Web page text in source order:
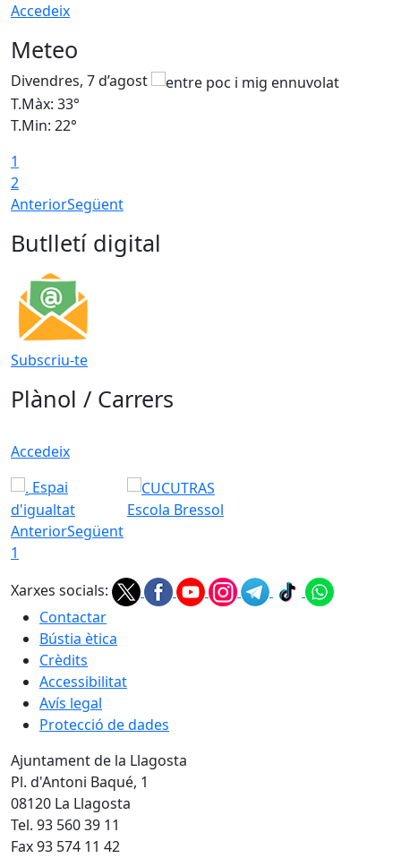
Accedeix
Meteo
Divendres, 7 d’agost
T.Màx: 33°
T.Min: 22°
1
2
AnteriorSegüent
Butlletí digital
Subscriu-te
Plànol / Carrers
Accedeix
Espai
d'igualtat
Escola Bressol
AnteriorSegüent
1
Xarxes socials:
Contactar
Bústia ètica
Crèdits
Accessibilitat
Avís legal
Protecció de dades
Ajuntament de la Llagosta
Pl. d'Antoni Baqué, 1
08120 La Llagosta
Tel. 93 560 39 11
Fax 93 574 11 42